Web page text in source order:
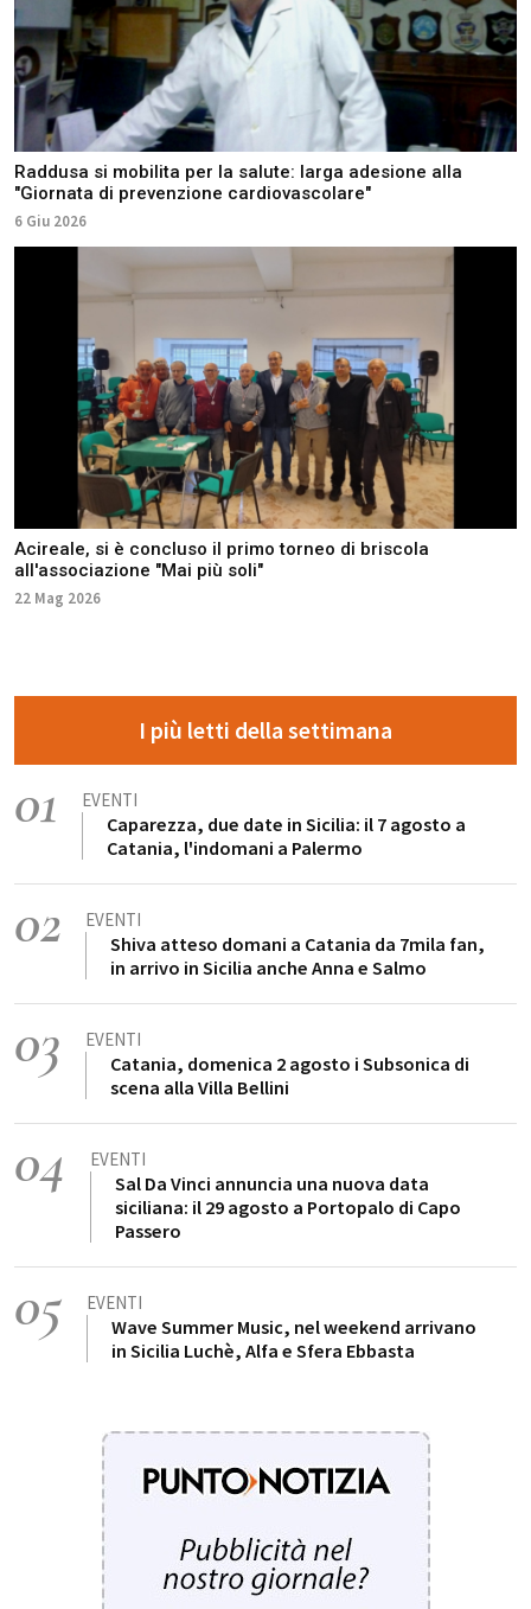
Raddusa si mobilita per la salute: larga adesione alla
"Giornata di prevenzione cardiovascolare"
6 Giu 2026
Acireale, si è concluso il primo torneo di briscola
all'associazione "Mai più soli"
22 Mag 2026
I più letti della settimana
01 EVENTI
Caparezza, due date in Sicilia: il 7 agosto a
Catania, l'indomani a Palermo
02 EVENTI
Shiva atteso domani a Catania da 7mila fan,
in arrivo in Sicilia anche Anna e Salmo
03 EVENTI
Catania, domenica 2 agosto i Subsonica di
scena alla Villa Bellini
04 EVENTI
Sal Da Vinci annuncia una nuova data
siciliana: il 29 agosto a Portopalo di Capo
Passero
05 EVENTI
Wave Summer Music, nel weekend arrivano
in Sicilia Luchè, Alfa e Sfera Ebbasta